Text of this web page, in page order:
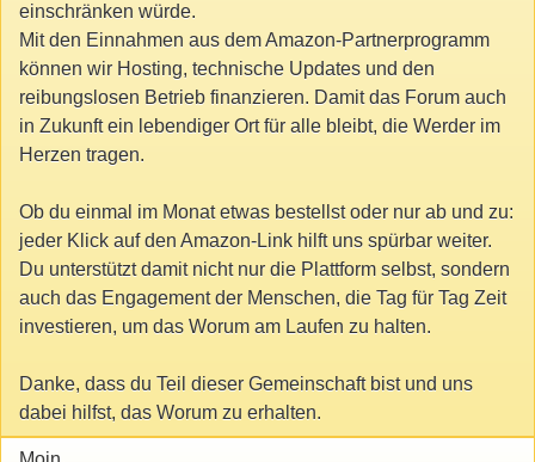
einschränken würde.
Mit den Einnahmen aus dem Amazon-Partnerprogramm
können wir Hosting, technische Updates und den
reibungslosen Betrieb finanzieren. Damit das Forum auch
in Zukunft ein lebendiger Ort für alle bleibt, die Werder im
Herzen tragen.
Ob du einmal im Monat etwas bestellst oder nur ab und zu:
jeder Klick auf den Amazon-Link hilft uns spürbar weiter.
Du unterstützt damit nicht nur die Plattform selbst, sondern
auch das Engagement der Menschen, die Tag für Tag Zeit
investieren, um das Worum am Laufen zu halten.
Danke, dass du Teil dieser Gemeinschaft bist und uns
dabei hilfst, das Worum zu erhalten.